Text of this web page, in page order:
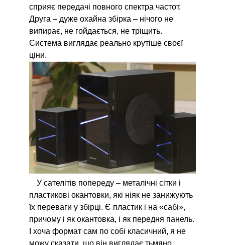
сприяє передачі повного спектра частот.
Друга – дуже охайна збірка – нічого не
випирає, не гойдається, не тріщить.
Система виглядає реально крутіше своєї
ціни.
У сателітів попереду – металічні сітки і
пластикові окантовки, які ніяк не занижують
їх переваги у збірці. Є пластик і на «сабі»,
причому і як окантовка, і як передня панель.
І хоча формат сам по собі класичний, я не
можу сказати, що він виглядає тьмяно.